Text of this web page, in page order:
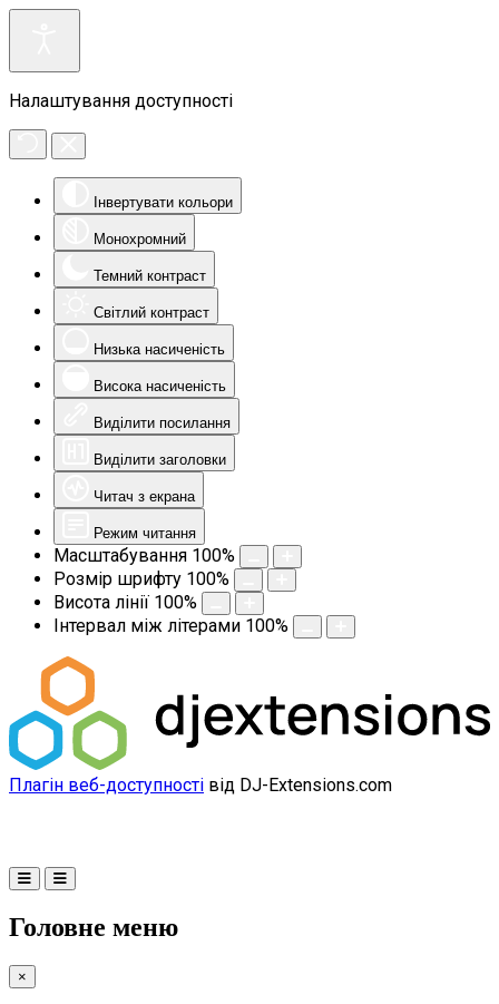
Налаштування доступності
Інвертувати кольори
Монохромний
Темний контраст
Світлий контраст
Низька насиченість
Висока насиченість
Виділити посилання
Виділити заголовки
Читач з екрана
Режим читання
Масштабування 100%
Розмір шрифту 100%
Висота лінії 100%
Інтервал між літерами 100%
Плагін веб-доступності від DJ-Extensions.com
Головне меню
×